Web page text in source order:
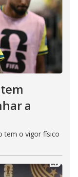
a
tem o vigor físico